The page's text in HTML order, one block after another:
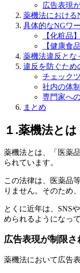
広告表現
薬機法における
具体的なNGワ
【化粧品
【健康食
薬機法違反とな
違反を防ぐため
チェック
社内の体
専門家へ
まとめ
１.薬機法とは
薬機法とは、「医薬
られています。
この法律は、医薬品
りません。そのため
とくに近年は、SNS
められるようになって
広告表現が制限さ
薬機法において広告